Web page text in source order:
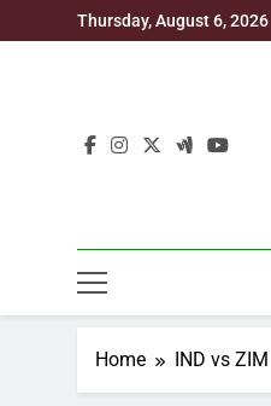
to
Thursday, August 6, 2026
Home IND vs ZIM